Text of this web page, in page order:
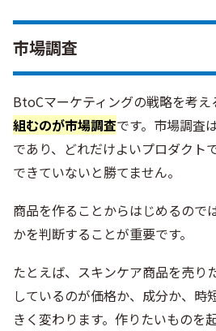
市場調査
BtoCマーケティングの戦略を考え
組むのが市場調査です。市場調査
であり、どれだけよいプロダクト
できていないと勝てません。
商品を作ることからはじめるので
かを判断することが重要です。
たとえば、スキンケア商品を売り
しているのが価格か、成分か、時
きく変わります。作りたいものを